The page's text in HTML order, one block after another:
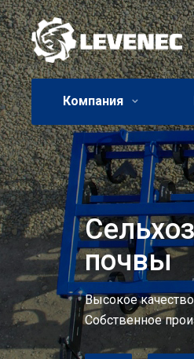
Компания
почвы
Высокое
Собственное